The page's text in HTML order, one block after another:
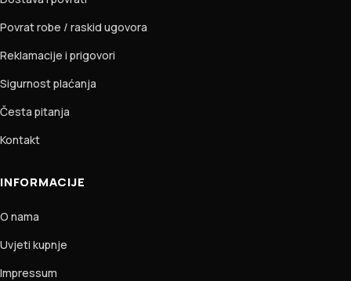
Povrat robe / raskid ugovora
Reklamacije i prigovori
Sigurnost plaćanja
Česta pitanja
Kontakt
INFORMACIJE
O nama
Uvjeti kupnje
Impressum